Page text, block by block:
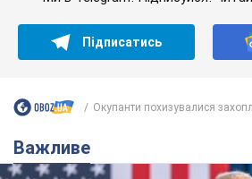
перший симптом, який
"агресивний" рак
Спершу лікарі не надали цьому
7 часов назад